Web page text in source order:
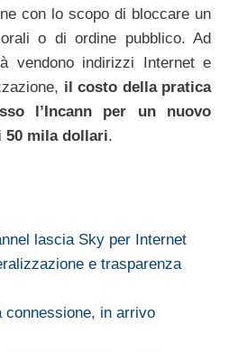
con lo scopo di bloccare un
o di ordine pubblico. Ad
vendono indirizzi Internet e
il costo della pratica
l’Incann per un nuovo
50 mila dollari.
lascia Sky per Internet
e trasparenza
connessione, in arrivo